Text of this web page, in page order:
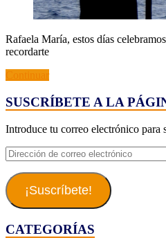
Rafaela María, estos días
recordarte
SUSCRÍBETE A LA
Introduce tu correo electrónico para
Dirección
de
correo
electrónico
¡Suscríbete!
CATEGORÍAS